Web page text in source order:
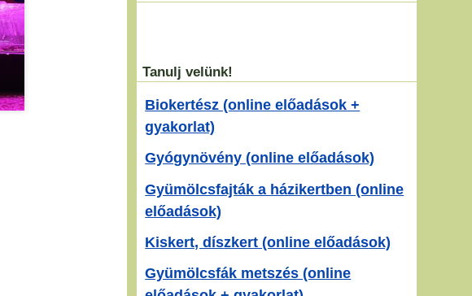
Tanulj velünk!
Biokertész (online előadások +
gyakorlat)
Gyógynövény (online előadások)
Gyümölcsfajták a házikertben (online
előadások)
Kiskert, díszkert (online előadások)
Gyümölcsfák metszés (online